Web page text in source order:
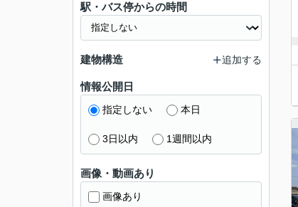
駅・バス停からの時間
建物構造 追加する
情報公開日
指定しない 本日
3日以内 1週間以内
画像・動画あり
画像あり